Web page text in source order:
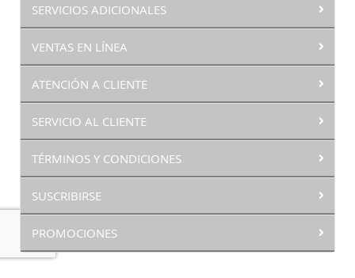
SERVICIOS ADICIONALES
VENTAS EN LÍNEA
ATENCIÓN A CLIENTE
SERVICIO AL CLIENTE
TÉRMINOS Y CONDICIONES
SUSCRIBIRSE
PROMOCIONES